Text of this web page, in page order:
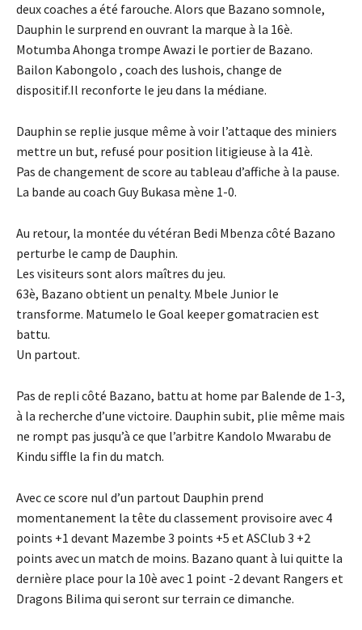
deux coaches a été farouche. Alors que Bazano somnole,
Dauphin le surprend en ouvrant la marque à la 16è.
Motumba Ahonga trompe Awazi le portier de Bazano.
Bailon Kabongolo , coach des lushois, change de
dispositif.Il reconforte le jeu dans la médiane.
Dauphin se replie jusque même à voir l’attaque des miniers
mettre un but, refusé pour position litigieuse à la 41è.
Pas de changement de score au tableau d’affiche à la pause.
La bande au coach Guy Bukasa mène 1-0.
Au retour, la montée du vétéran Bedi Mbenza côté Bazano
perturbe le camp de Dauphin.
Les visiteurs sont alors maîtres du jeu.
63è, Bazano obtient un penalty. Mbele Junior le
transforme. Matumelo le Goal keeper gomatracien est
battu.
Un partout.
Pas de repli côté Bazano, battu at home par Balende de 1-3,
à la recherche d’une victoire. Dauphin subit, plie même mais
ne rompt pas jusqu’à ce que l’arbitre Kandolo Mwarabu de
Kindu siffle la fin du match.
Avec ce score nul d’un partout Dauphin prend
momentanement la tête du classement provisoire avec 4
points +1 devant Mazembe 3 points +5 et ASClub 3 +2
points avec un match de moins. Bazano quant à lui quitte la
dernière place pour la 10è avec 1 point -2 devant Rangers et
Dragons Bilima qui seront sur terrain ce dimanche.